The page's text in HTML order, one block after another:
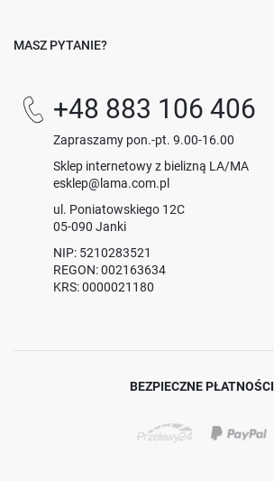
MASZ PYTANIE?
+48 883 106 406
Zapraszamy pon.-pt. 9.00-16.00
Sklep internetowy z bielizną LA/MA
esklep@lama.com.pl
ul. Poniatowskiego 12C
05-090 Janki
NIP: 5210283521
REGON: 002163634
KRS: 0000021180
BEZPIECZNE PŁATNOŚCI